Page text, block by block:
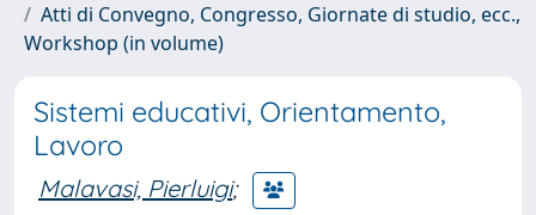
Atti di Convegno, Congresso, Giornate di studio, ecc.,
Workshop (in volume)
Sistemi educativi, Orientamento,
Lavoro
Malavasi, Pierluigi;